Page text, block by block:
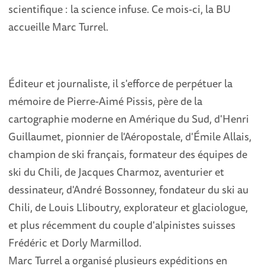
scientifique : la science infuse. Ce mois-ci, la BU
accueille Marc Turrel.
Éditeur et journaliste, il s'efforce de perpétuer la
mémoire de Pierre-Aimé Pissis, père de la
cartographie moderne en Amérique du Sud, d'Henri
Guillaumet, pionnier de l'Aéropostale, d'Émile Allais,
champion de ski français, formateur des équipes de
ski du Chili, de Jacques Charmoz, aventurier et
dessinateur, d'André Bossonney, fondateur du ski au
Chili, de Louis Lliboutry, explorateur et glaciologue,
et plus récemment du couple d'alpinistes suisses
Frédéric et Dorly Marmillod.
Marc Turrel a organisé plusieurs expéditions en